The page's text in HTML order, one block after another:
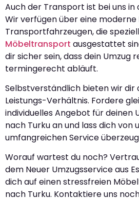
Auch der Transport ist bei uns in
Wir verfügen über eine
Transportfahrzeugen, die
Möbeltransport ausgestattet
dir sicher sein, dass dein Umzug
termingerecht abläuft.
Selbstverständlich bieten wir dir
Leistungs-Verhältnis. Fordere
individuelles Angebot für deinen
nach Turku an und lass dich von
umfangreichen Service
Worauf wartest du noch?
dem Neuer Umzugsservice aus
dich auf einen stressfreien
nach Turku. Kontaktiere uns